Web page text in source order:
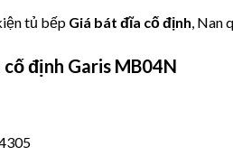
tủ bếp Giá bát đĩa cố định ,
định Garis MB04N